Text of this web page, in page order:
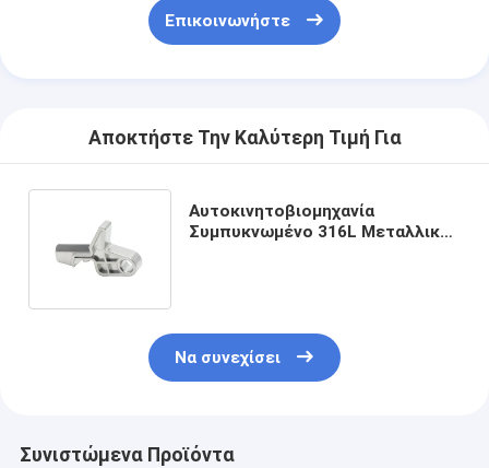
Επικοινωνήστε
Αποκτήστε Την Καλύτερη Τιμή Για
Αυτοκινητοβιομηχανία
Συμπυκνωμένο 316L Μεταλλικό
Να συνεχίσει
Συνιστώμενα Προϊόντα